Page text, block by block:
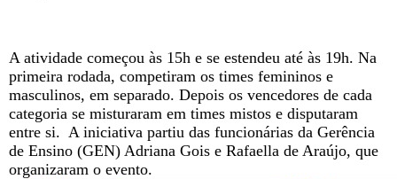
A atividade começou às 15h e se estendeu até às 19h. Na
primeira rodada, competiram os times femininos e
masculinos, em separado. Depois os vencedores de cada
categoria se misturaram em times mistos e disputaram
entre si. A iniciativa partiu das funcionárias da Gerência
de Ensino (GEN) Adriana Gois e Rafaella de Araújo, que
organizaram o evento.